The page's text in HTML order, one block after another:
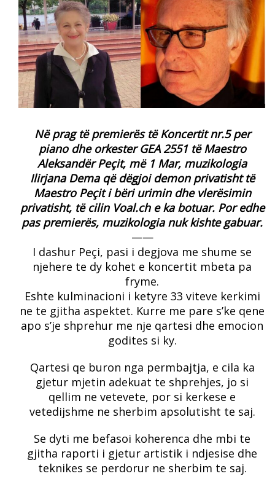
Në prag të premierës të Koncertit nr.5 per
piano dhe orkester GEA 2551 të Maestro
Aleksandër Peçit, më 1 Mar, muzikologia
Ilirjana Dema që dëgjoi demon privatisht të
Maestro Peçit i bëri urimin dhe vlerësimin
privatisht, të cilin Voal.ch e ka botuar. Por edhe
pas premierës, muzikologia nuk kishte gabuar.
——
I dashur Peçi, pasi i degjova me shume se
njehere te dy kohet e koncertit mbeta pa
fryme.
Eshte kulminacioni i ketyre 33 viteve kerkimi
ne te gjitha aspektet. Kurre me pare s’ke qene
apo s’je shprehur me nje qartesi dhe emocion
godites si ky.
Qartesi qe buron nga permbajtja, e cila ka
gjetur mjetin adekuat te shprehjes, jo si
qellim ne vetevete, por si kerkese e
vetedijshme ne sherbim apsolutisht te saj.
Se dyti me befasoi koherenca dhe mbi te
gjitha raporti i gjetur artistik i ndjesise dhe
teknikes se perdorur ne sherbim te saj.